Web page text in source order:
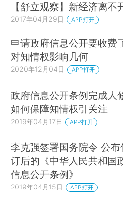
【舒立观察】新经济离
2017年04月29日 APP打开
申请政府信息公开要收费
对知情权影响几何
2020年12月04日 APP打开
政府信息公开条例完成大
如何保障知情权引关注
2019年04月17日 APP打开
李克强签署国务院令 公布
订后的《中华人民共和国
信息公开条例》
2019年04月15日 APP打开